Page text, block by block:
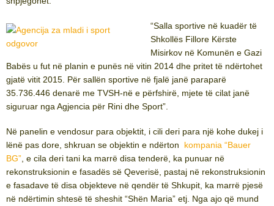
“Salla sportive në kuadër të
Shkollës Fillore Kërste
Misirkov në Komunën e Gazi
Babës u fut në planin e punës në vitin 2014 dhe pritet të ndërtohet
gjatë vitit 2015. Për sallën sportive në fjalë janë paraparë
35.736.446 denarë me TVSH-në e përfshirë, mjete të cilat janë
siguruar nga Agjencia për Rini dhe Sport”.
Në panelin e vendosur para objektit, i cili deri para një kohe dukej i
lënë pas dore, shkruan se objektin e ndërton kompania “Bauer
BG” , e cila deri tani ka marrë disa tenderë, ka punuar në
rekonstruksionin e fasadës së Qeverisë, pastaj në rekonstruksionin
e fasadave të disa objekteve në qendër të Shkupit, ka marrë pjesë
në ndërtimin shtesë të sheshit “Shën Maria” etj. Nga ajo që mund